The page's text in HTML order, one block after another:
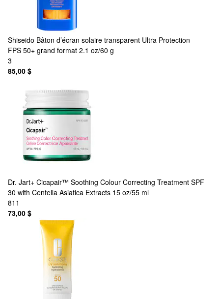
Shiseido Bâton d’écran solaire transparent Ultra Protection
FPS 50+ grand format 2.1 oz/60 g
3
85,00 $
Dr. Jart+ Cicapair™ Soothing Colour Correcting Treatment SPF
30 with Centella Asiatica Extracts 15 oz/55 ml
811
73,00 $